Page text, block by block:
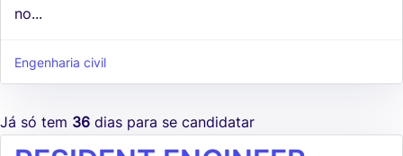
no...
Engenharia civil
Já só tem 36 dias para se candidatar